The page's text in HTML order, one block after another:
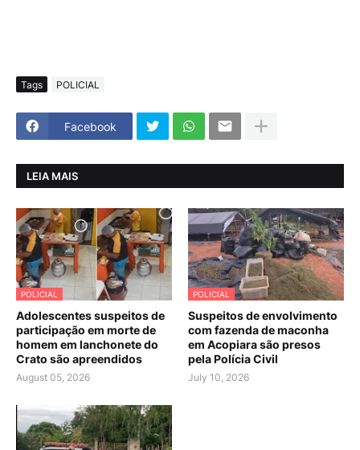
Tags POLICIAL
Facebook
LEIA MAIS
POLICIAL
Adolescentes suspeitos de
participação em morte de
homem em lanchonete do
Crato são apreendidos
August 05, 2026
POLICIAL
Suspeitos de envolvimento
com fazenda de maconha
em Acopiara são presos
pela Polícia Civil
July 10, 2026